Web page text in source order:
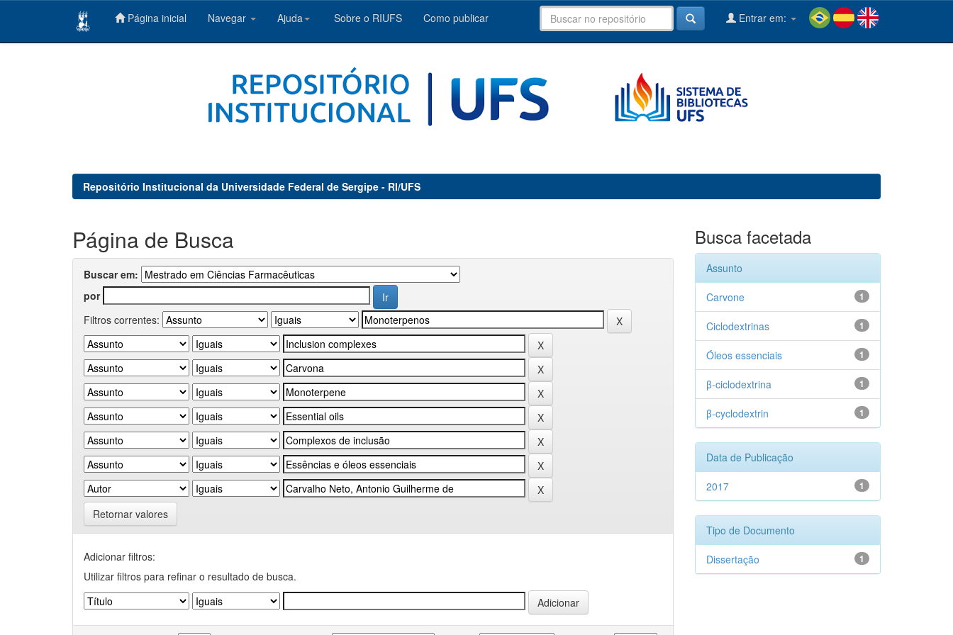
Página inicial Navegar Ajuda Sobre o RIUFS Como publicar Entrar em:
Repositório Institucional da Universidade Federal de Sergipe - RI/UFS
Página de Busca
Buscar em:
por
Filtros correntes:
Retornar valores
Adicionar filtros:
Utilizar filtros para refinar o resultado de busca.
Busca facetada
Assunto
1
Carvone
1
Ciclodextrinas
1
Óleos essenciais
1
β-ciclodextrina
1
β-cyclodextrin
Data de Publicação
1
2017
Tipo de Documento
1
Dissertação